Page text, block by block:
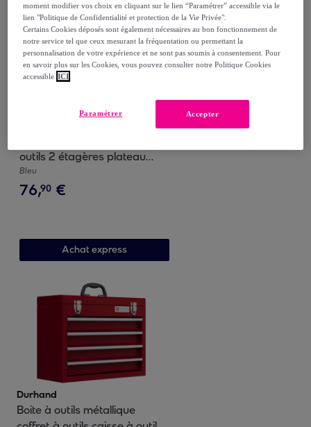
outils 2 étagères plateau
grand tiroir tablette à outils
acier bleu noir
Bleu
76,90 €
Achat express
Durhand
Boite à outils métallique
moment modifier vos choix en cliquant sur le lien “Paramétrer” accessible via le
lien "Politique de Confidentialité et protection de la Vie Privée".
Certains Cookies déposés sont également nécessaires au bon fonctionnement de
notre service tel que ceux mesurant la fréquentation ou permettant la
personnalisation de votre expérience et ne sont pas soumis à consentement. Pour
en savoir plus sur les Cookies, vous pouvez consulter notre Politique Cookies
accessible ICI
Accepter
Paramétrer